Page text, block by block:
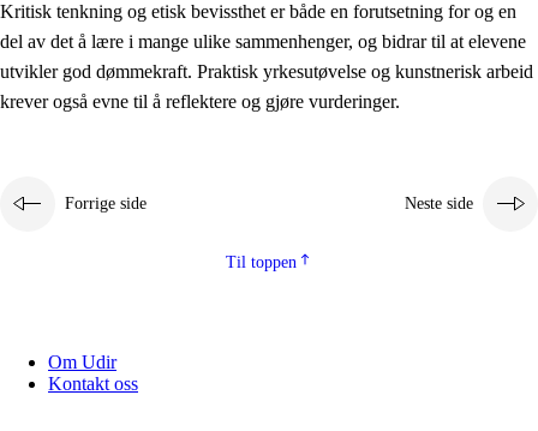
Kritisk tenkning og etisk bevissthet er både en forutsetning for og en
del av det å lære i mange ulike sammenhenger, og bidrar til at elevene
utvikler god dømmekraft. Praktisk yrkesutøvelse og kunstnerisk arbeid
krever også evne til å reflektere og gjøre vurderinger.
Forrige side Neste side
Til toppen
Om Udir
Kontakt oss